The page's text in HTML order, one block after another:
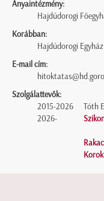
Anyaintézmény:
Hajdúdorogi
Korábban:
Hajdúdorogi
E-mail cím:
Szolgálattevők:
2015-2026
Tóth
2026-